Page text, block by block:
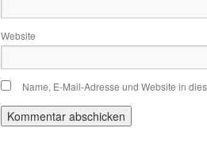
Website
Name, E-Mail-Adresse und Website in